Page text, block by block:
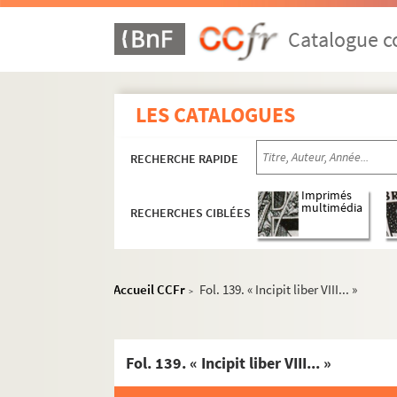
Catalogue
LES CATALOGUES
RECHERCHE RAPIDE
RECHERCHES CIBLÉES
Imprimés
multimédia
Accueil CCFr > Fol. 139. « Incipit liber VIII... »
Fol. 139. « Incipit liber VIII... »